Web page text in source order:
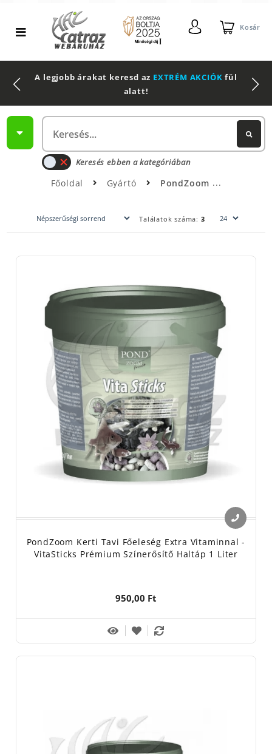
Kosár
A legjobb árakat keresd az EXTRÉM AKCIÓK fül
alatt!
Keresés ebben a kategóriában
Főoldal Gyártó PondZoom
Találatok száma: 3
PondZoom Kerti Tavi Főeleség Extra Vitaminnal -
VitaSticks Prémium Színerősítő Haltáp 1 Liter
950,00 Ft